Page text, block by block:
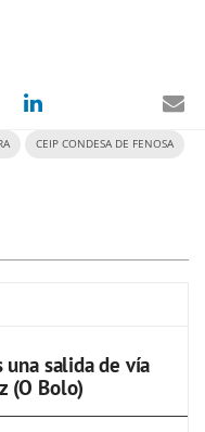
CEIP CONDESA DE FENOSA
salida de vía
(O Bolo)